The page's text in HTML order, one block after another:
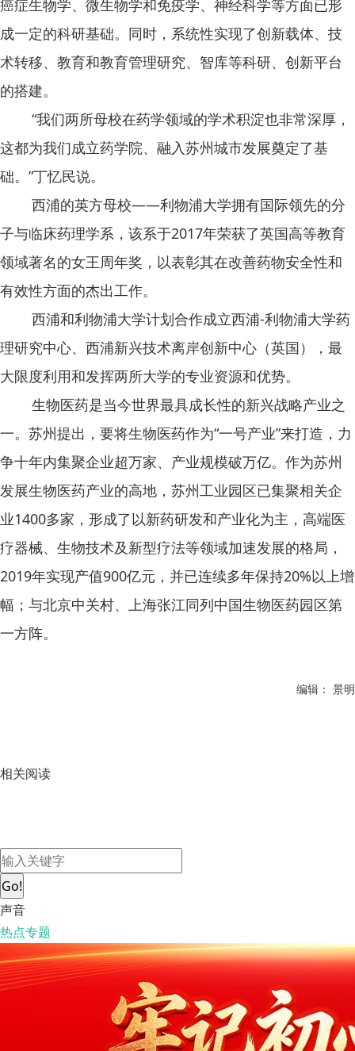
癌症生物学、微生物学和免疫学、神经科学等方面已形
成一定的科研基础。同时，系统性实现了创新载体、技
术转移、教育和教育管理研究、智库等科研、创新平台
的搭建。
“我们两所母校在药学领域的学术积淀也非常深厚，
这都为我们成立药学院、融入苏州城市发展奠定了基
础。”丁忆民说。
西浦的英方母校——利物浦大学拥有国际领先的分
子与临床药理学系，该系于2017年荣获了英国高等教育
领域著名的女王周年奖，以表彰其在改善药物安全性和
有效性方面的杰出工作。
西浦和利物浦大学计划合作成立西浦-利物浦大学药
理研究中心、西浦新兴技术离岸创新中心（英国），最
大限度利用和发挥两所大学的专业资源和优势。
生物医药是当今世界最具成长性的新兴战略产业之
一。苏州提出，要将生物医药作为“一号产业”来打造，力
争十年内集聚企业超万家、产业规模破万亿。作为苏州
发展生物医药产业的高地，苏州工业园区已集聚相关企
业1400多家，形成了以新药研发和产业化为主，高端医
疗器械、生物技术及新型疗法等领域加速发展的格局，
2019年实现产值900亿元，并已连续多年保持20%以上增
幅；与北京中关村、上海张江同列中国生物医药园区第
一方阵。
编辑： 景明
相关阅读
Go!
声音
热点专题